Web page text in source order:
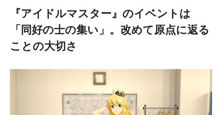
『アイドルマスター』のイベントは
「同好の士の集い」。改めて原点に返る
ことの大切さ